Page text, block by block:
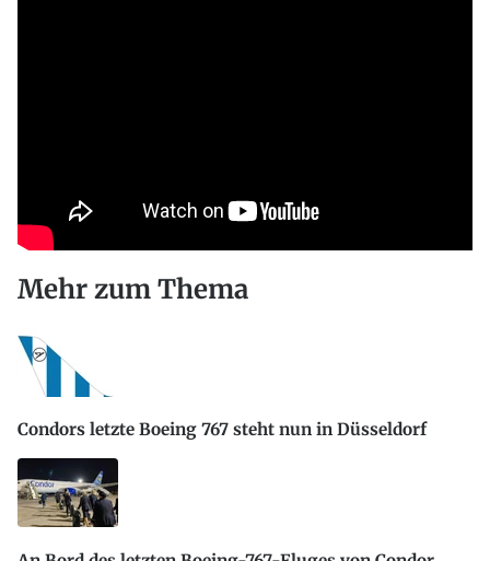
Mehr zum Thema
Condors letzte Boeing 767 steht nun in Düsseldorf